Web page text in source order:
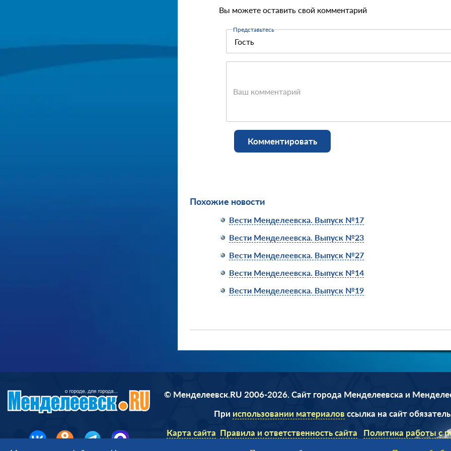
Вы можете оставить свой комментарий
Представьтесь
Ваш комментарий
Комментировать
Похожие новости
Вести Менделеевска. Выпуск №17
Вести Менделеевска. Выпуск №23
Вести Менделеевска. Выпуск №27
Вести Менделеевска. Выпуск №14
Вести Менделеевска. Выпуск №19
© Менделеевск.RU 2006-2026. Сайт города Менделеевска и
При использовании материалов ссылка на сайт
Карта сайта Правила и ответственность сайта
Политика работы с
данными